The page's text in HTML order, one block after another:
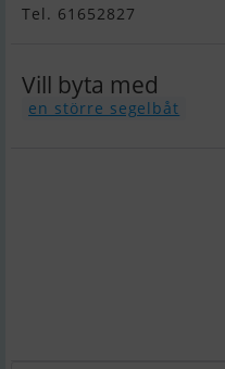
Tel. 61652827
Vill byta med
en större segelbåt